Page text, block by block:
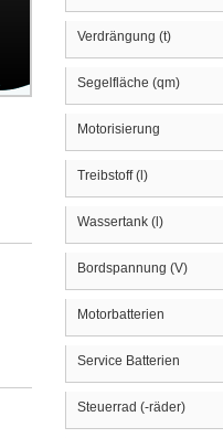
Verdrängung (t)
Segelfläche (qm)
Motorisierung
Treibstoff (l)
Wassertank (l)
Bordspannung (V)
Motorbatterien
Service Batterien
Steuerrad (-räder)